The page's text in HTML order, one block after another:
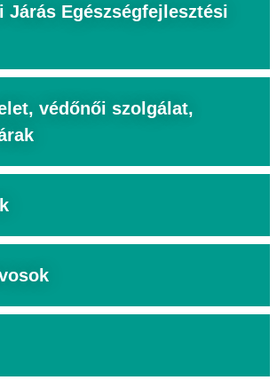
Járás Egészségfejlesztési
védőnői szolgálat,